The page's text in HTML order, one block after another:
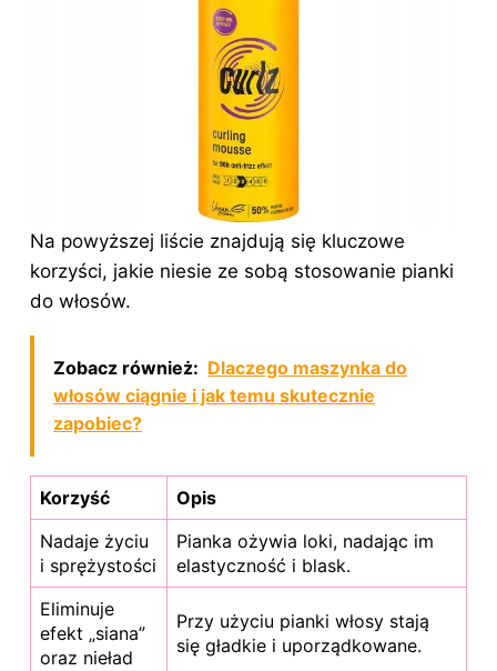
Na powyższej liście znajdują się kluczowe
korzyści, jakie niesie ze sobą stosowanie pianki
do włosów.
Zobacz również: Dlaczego maszynka do
włosów ciągnie i jak temu skutecznie
zapobiec?
Korzyść
Opis
Nadaje życiu
i sprężystości
Pianka ożywia loki, nadając im
elastyczność i blask.
Eliminuje
efekt „siana”
oraz nieład
Przy użyciu pianki włosy stają
się gładkie i uporządkowane.